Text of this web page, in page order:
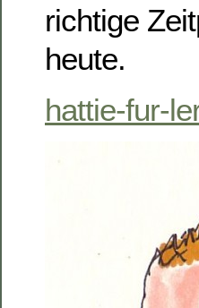
richtige
heute.
hattie-fur-